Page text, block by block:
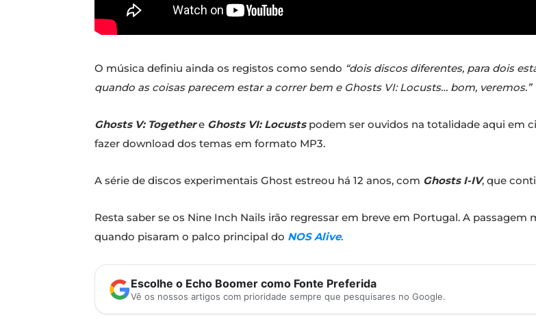
O música definiu ainda os registos como sendo “dois discos diferentes, para dois
quando as coisas parecem estar a correr bem e Ghosts VI: Locusts… bom, veremos.”
Ghosts V: Togethere Ghosts VI: Locustspodem ser ouvidos na totalidade aqui em
fazer download dos temas em formato MP3.
A série de discos experimentais Ghost estreou há 12 anos, com Ghosts I-IV, que
Resta saber se os Nine Inch Nails irão regressar em breve em Portugal. A
quando pisaram o palco principal do NOS Alive.
Escolhe o Echo Boomer como Fonte Preferida
Vê os nossos artigos com prioridade sempre que pesquisares no Google.